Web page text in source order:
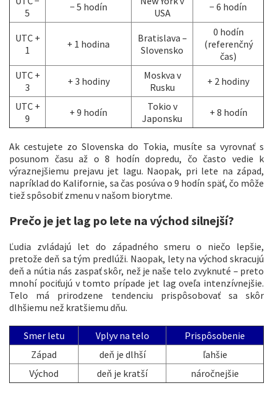
5
− 5 hodín
USA
− 6 hodín
UTC +
1
+ 1 hodina
Bratislava –
Slovensko
0 hodín
(referenčný
čas)
UTC +
3
+ 3 hodiny
Moskva v
Rusku
+ 2 hodiny
UTC +
9
+ 9 hodín
Tokio v
Japonsku
+ 8 hodín
Ak cestujete zo Slovenska do Tokia, musíte sa vyrovnať s
posunom času až o 8 hodín dopredu, čo často vedie k
výraznejšiemu prejavu jet lagu. Naopak, pri lete na západ,
napríklad do Kalifornie, sa čas posúva o 9 hodín späť, čo môže
tiež spôsobiť zmenu v našom biorytme.
Prečo je jet lag po lete na východ silnejší?
Ľudia zvládajú let do západného smeru o niečo lepšie,
pretože deň sa tým predlúži. Naopak, lety na východ skracujú
deň a nútia nás zaspať skôr, než je naše telo zvyknuté – preto
mnohí pociťujú v tomto prípade jet lag oveľa intenzívnejšie.
Telo má prirodzene tendenciu prispôsobovať sa skôr
dlhšiemu než kratšiemu dňu.
Smer letu Vplyv na telo
Prispôsobenie
Západ
deň je dlhší
ľahšie
Východ
deň je kratší náročnejšie